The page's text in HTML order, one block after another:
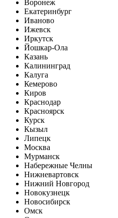
Воронеж
Екатеринбург
Иваново
Ижевск
Иркутск
Йошкар-Ола
Казань
Калининград
Калуга
Кемерово
Киров
Краснодар
Красноярск
Курск
Кызыл
Липецк
Москва
Мурманск
Набережные Челны
Нижневартовск
Нижний Новгород
Новокузнецк
Новосибирск
Омск